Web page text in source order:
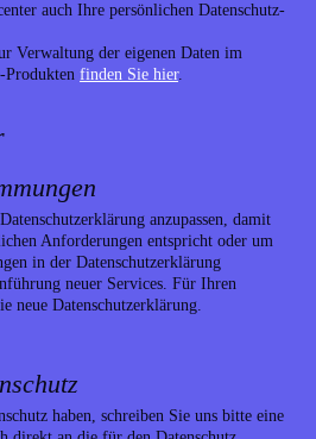
auch Ihre persönlichen Datenschutz-
Verwaltung der eigenen Daten im
Produkten finden Sie hier.
anzupassen, damit
Anforderungen entspricht oder um
in der Datenschutzerklärung
neuer Services. Für Ihren
neue Datenschutzerklärung.
haben, schreiben Sie uns bitte eine